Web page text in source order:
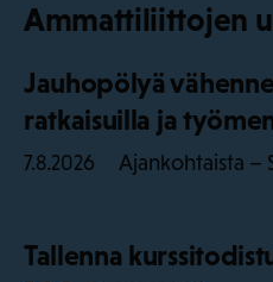
Ammattiliittojen
Jauhopölyä
ratkaisuilla ja
7.8.2026 Ajankohtaista –
Tallenna